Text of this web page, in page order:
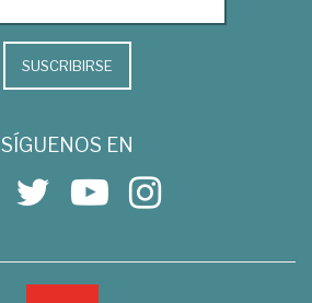
SUSCRIBIRSE
SÍGUENOS EN